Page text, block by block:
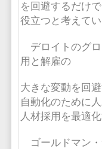
を回避するだけ
役立つと考えて
デロイトのグロ
用と解雇の
大きな変動を回
自動化のために
人材採用を最適
ゴールドマン・